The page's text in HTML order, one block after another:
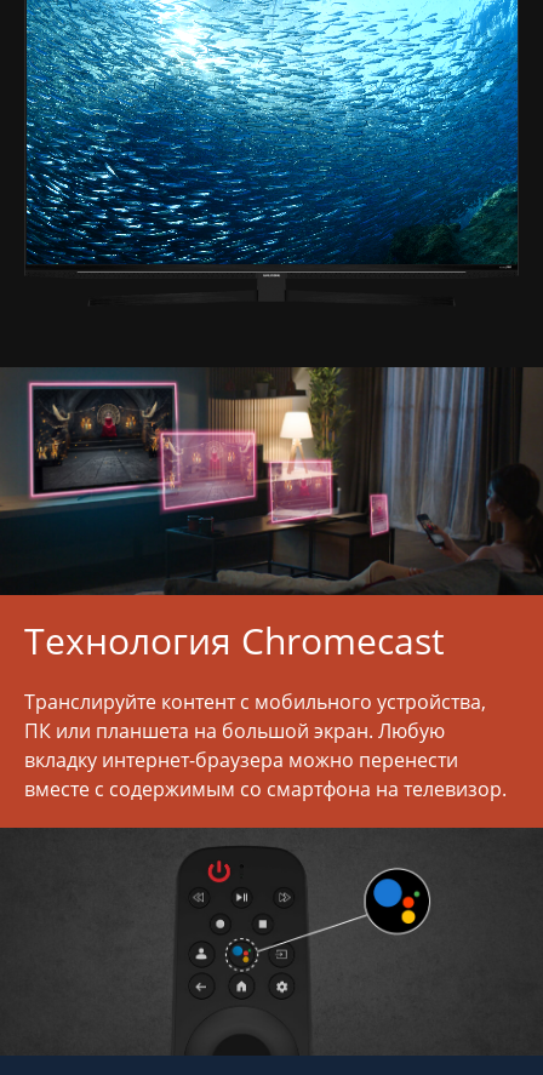
Технология Chromecast
Транслируйте контент с мобильного устройства,
ПК или планшета на большой экран. Любую
вкладку интернет-браузера можно перенести
вместе с содержимым со смартфона на телевизор.